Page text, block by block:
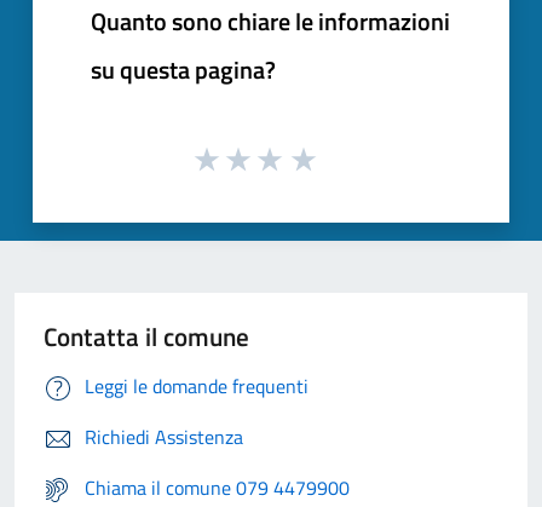
Quanto sono chiare le informazioni
su questa pagina?
Contatta il comune
Leggi le domande frequenti
Richiedi Assistenza
Chiama il comune 079 4479900